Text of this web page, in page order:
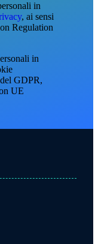
in
, ai sensi
Regulation
in
GDPR,
UE